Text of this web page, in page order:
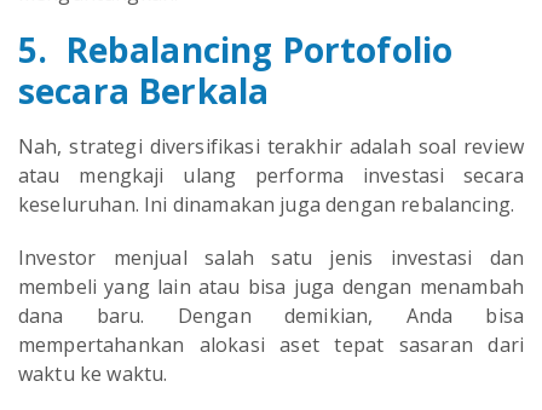
5. Rebalancing Portofolio
secara Berkala
Nah, strategi diversifikasi terakhir adalah soal review
atau mengkaji ulang performa investasi secara
keseluruhan. Ini dinamakan juga dengan rebalancing.
Investor menjual salah satu jenis investasi dan
membeli yang lain atau bisa juga dengan menambah
dana baru. Dengan demikian, Anda bisa
mempertahankan alokasi aset tepat sasaran dari
waktu ke waktu.